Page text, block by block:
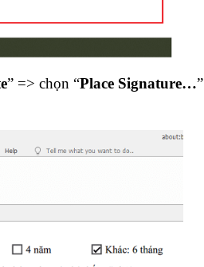
” => chọn “Place Signature…”